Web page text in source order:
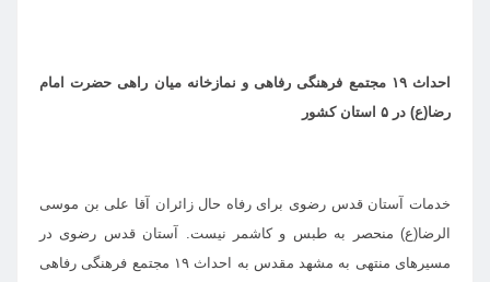
احداث ۱۹ مجتمع فرهنگی رفاهی و نمازخانه میان راهی حضرت امام
رضا(ع) در ۵ استان کشور
خدمات آستان قدس رضوی برای رفاه حال زائران آقا علی بن موسی
الرضا(ع) منحصر به طبس و کاشمر نیست. آستان قدس رضوی در
مسیرهای منتهی به مشهد مقدس به احداث ۱۹ مجتمع فرهنگی رفاهی